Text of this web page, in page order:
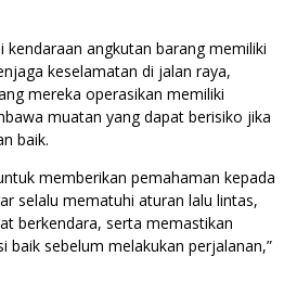
kendaraan angkutan barang memiliki
keselamatan di jalan raya,
mereka operasikan memiliki
muatan yang dapat berisiko jika
baik.
memberikan pemahaman kepada
selalu mematuhi aturan lalu lintas,
berkendara, serta memastikan
baik sebelum melakukan perjalanan,”